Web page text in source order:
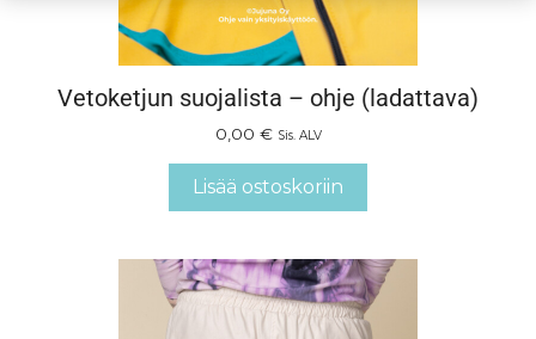
Vetoketjun suojalista – ohje (ladattava)
0,00 € Sis. ALV
Lisää ostoskoriin